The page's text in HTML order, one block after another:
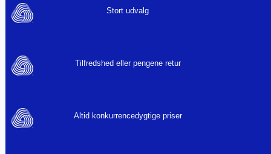
Stort udvalg
Tilfredshed eller pengene retur
Altid konkurrencedygtige priser